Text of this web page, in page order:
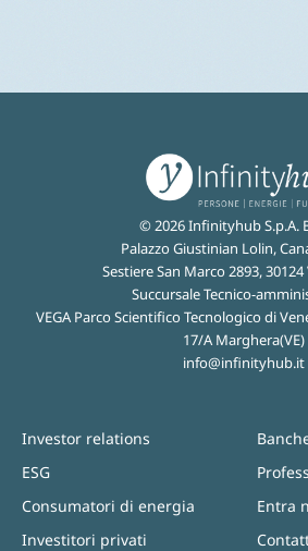
© 2026 Infinityhub S.p.A.
Palazzo Giustinian Lolin,
Sestiere San Marco 2893, 30124
Succursale Tecnico-
VEGA Parco Scientifico Tecnologico di
17/A Marghera(VE)
info@infinityhub.it
Investor relations
ESG
Consumatori di energia
Investitori privati
Entra